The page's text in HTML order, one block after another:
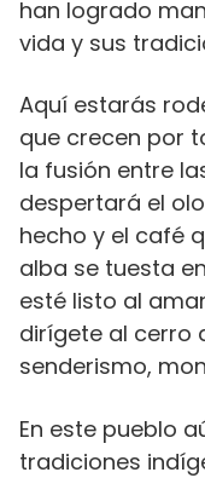
han logrado
vida y sus
Aquí estarás
que crecen por
la fusión entre
despertará el
hecho y el café
alba se tuesta
esté listo al
dirígete al cerro
senderismo,
En este pueblo
tradiciones